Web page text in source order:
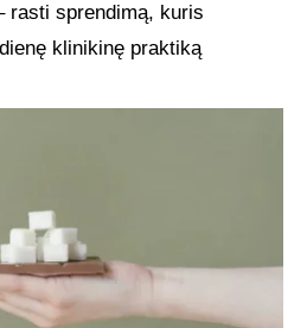
rasti sprendimą, kuris
klinikinę praktiką